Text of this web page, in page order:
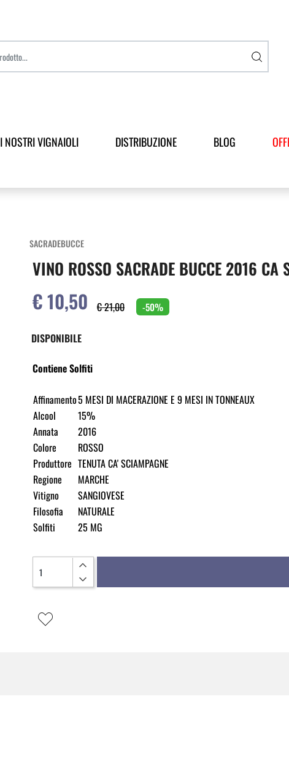
I NOSTRI VIGNAIOLI DISTRIBUZIONE BLOG
SACRADEBUCCE
VINO ROSSO SACRADE BUCCE 2016 CA
€ 21,00 -50%
€ 10,50
DISPONIBILE
Contiene Solfiti
Affinamento5 MESI DI MACERAZIONE E 9 MESI IN TONNEAUX
Alcool
15%
Annata
2016
Colore
ROSSO
Produttore TENUTA CA' SCIAMPAGNE
Regione
MARCHE
Vitigno
SANGIOVESE
Filosofia
NATURALE
Solfiti
25 MG